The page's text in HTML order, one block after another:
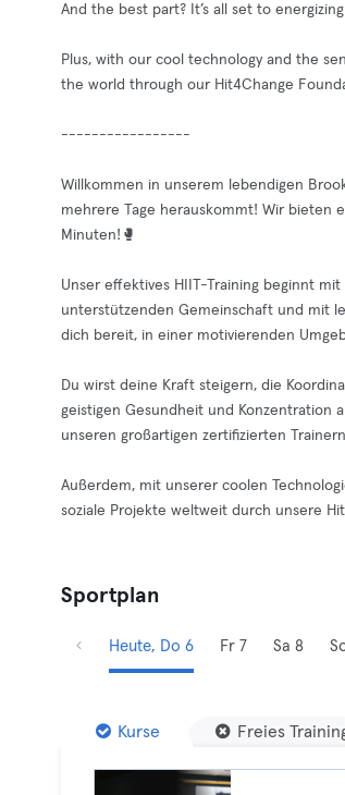
And the best part? It’s all set to
Plus, with our cool technology and the
the world through our Hit4Change
-----------------
Willkommen in unserem lebendigen
mehrere Tage herauskommt! Wir bieten
Minuten!🥊
Unser effektives HIIT-Training beginnt
unterstützenden Gemeinschaft und mit
dich bereit, in einer motivierenden
Du wirst deine Kraft steigern, die
geistigen Gesundheit und Konzentration
unseren großartigen zertifizierten
Außerdem, mit unserer coolen
soziale Projekte weltweit durch unsere
Sportplan
Heute, Do 6 Fr 7 Sa 8
Kurse Freies